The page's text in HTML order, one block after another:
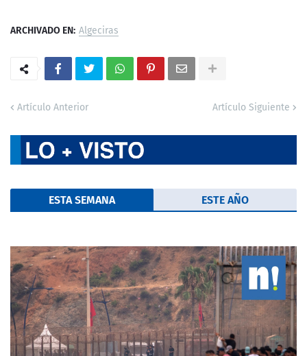
ARCHIVADO EN: Algeciras
Artículo Anterior Artículo Siguiente
ESTA SEMANA ESTE AÑO